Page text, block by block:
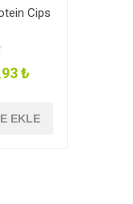
Cips
₺
EKLE